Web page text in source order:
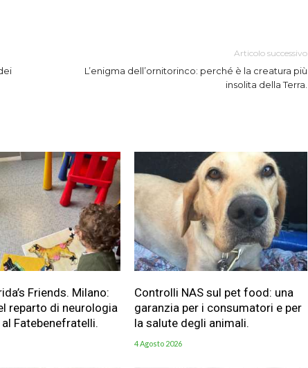
Articolo successivo
L’enigma dell’ornitorinco: perché è la creatura più
insolita della Terra.
Friends. Milano:
reparto di neurologia
Fatebenefratelli.
Controlli NAS sul pet food: una
garanzia per i consumatori e per
la salute degli animali.
4 Agosto 2026